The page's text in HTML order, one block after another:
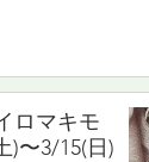
ロマキモ
)〜3/15(日)